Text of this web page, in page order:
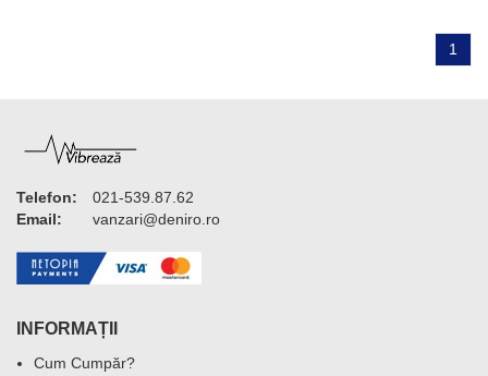
1
Telefon:
021-539.87.62
Email:
vanzari@deniro.ro
INFORMAȚII
Cum Cumpăr?